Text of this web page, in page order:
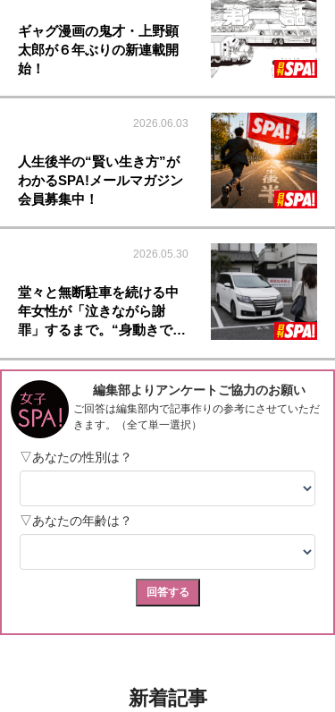
ギャグ漫画の鬼才・上野顕
太郎が６年ぶりの新連載開
始！
2026.06.03
人生後半の“賢い生き方”が
わかるSPA!メールマガジン
会員募集中！
2026.05.30
堂々と無断駐車を続ける中
年女性が「泣きながら謝
罪」するまで。“身動きで…
新着記事